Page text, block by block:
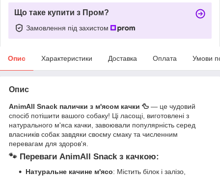
Що таке купити з Пром?
Замовлення під захистом
Опис Характеристики Доставка Оплата Умови
Опис
AnimAll Snack палички з м'ясом качки 🦆 — це чудовий
спосіб потішити вашого собаку! Ці ласощі, виготовлені з
натурального м'яса качки, завоювали популярність серед
власників собак завдяки своєму смаку та численним
перевагам для здоров'я.
🐾 Переваги AnimAll Snack з качкою:
Натуральне качине м'ясо: Містить білок і залізо,